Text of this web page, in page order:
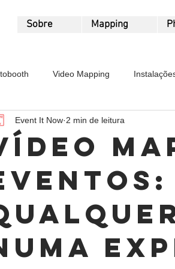
Sobre Mapping
Video Mapping
Event It Now 2 min de leitura